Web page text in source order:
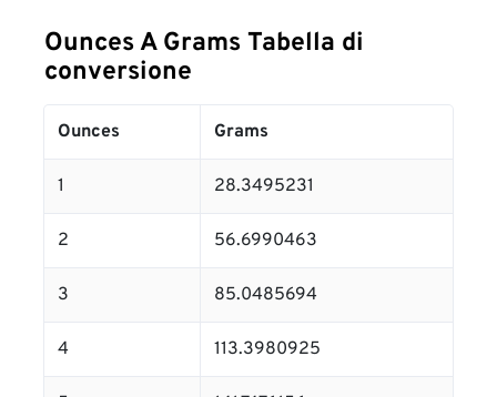
Ounces A Grams Tabella di
conversione
Ounces Grams
1 28.3495231
2 56.6990463
3 85.0485694
4 113.3980925